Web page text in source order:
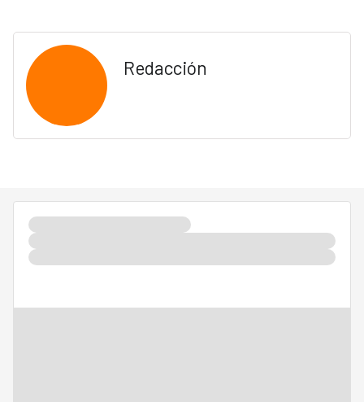
Redacción